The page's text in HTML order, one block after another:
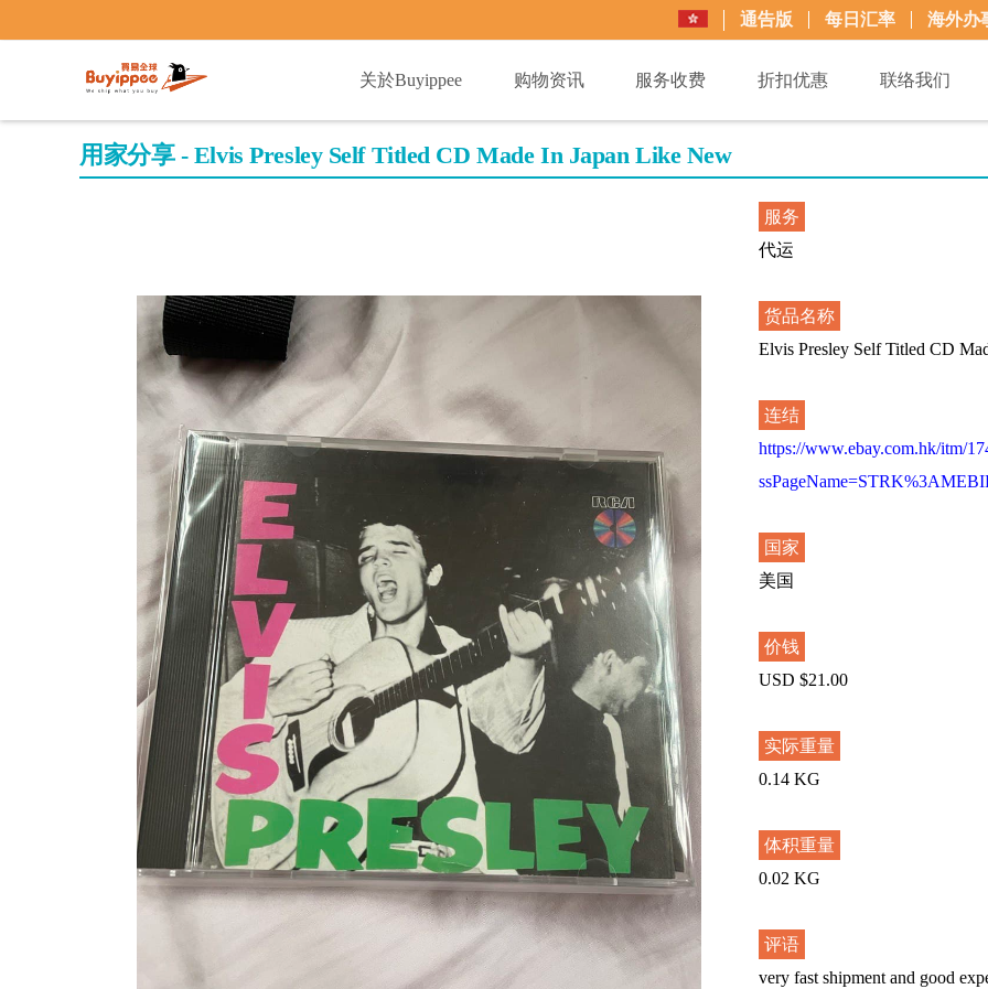
通告版 每日汇率 海外办
关於Buyippee
购物资讯 服务收费 折扣优惠 联络我们
用家分享 - Elvis Presley Self Titled CD Made In Japan Like New
服务
代运
货品名称
Elvis Presley Self Titled CD
连结
https://www.ebay.com.hk/itm/
国家
美国
价钱
USD $21.00
实际重量
0.14 KG
体积重量
0.02 KG
评语
very fast shipment and good